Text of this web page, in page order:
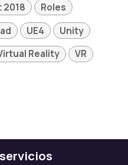
2018
Roles
UE4
Unity
Reality
VR